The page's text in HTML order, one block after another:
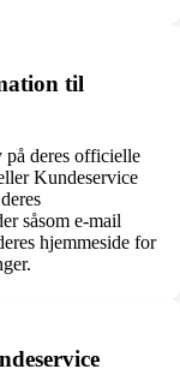
til
deres officielle
Kundeservice
såsom e-mail
hjemmeside for